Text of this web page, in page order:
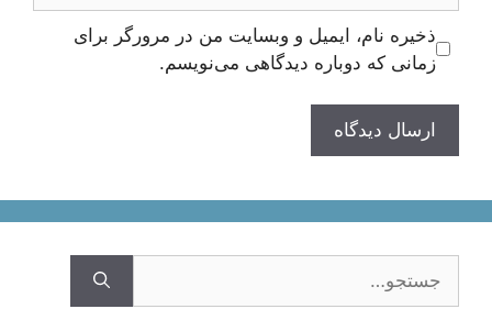
ذخیره نام، ایمیل و وبسایت من در مرورگر برای
زمانی که دوباره دیدگاهی می‌نویسم.